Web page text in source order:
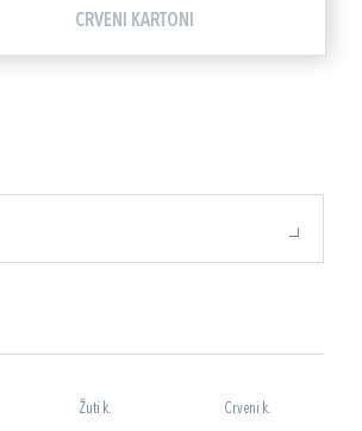
CRVENI KARTONI
Žuti k. Crveni k.